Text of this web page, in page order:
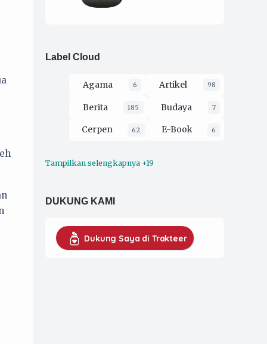
Label Cloud
Agama 6 Artikel 98
Berita 185 Budaya 7
Cerpen 62 E-Book 6
Ekologi
Kaprodi UMKM
Tampilkan selengkapnya +19
DUKUNG KAMI
Dukung Saya di Trakteer